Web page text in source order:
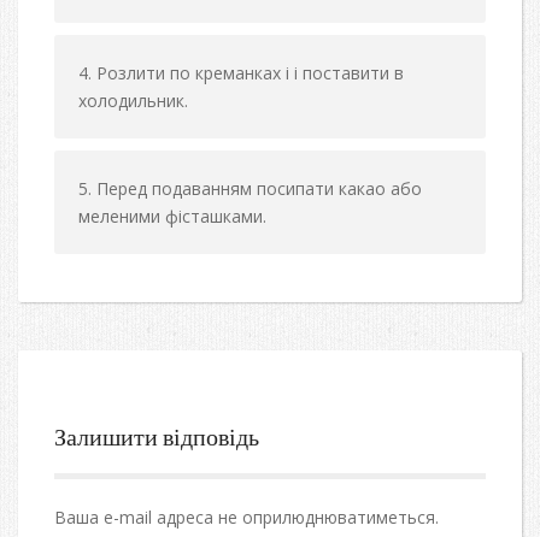
Розлити по креманках і і поставити в
холодильник.
Перед подаванням посипати какао або
меленими фісташками.
Залишити відповідь
Ваша e-mail адреса не оприлюднюватиметься.